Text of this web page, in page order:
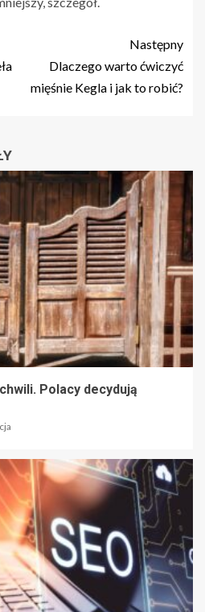
Następny
Dlaczego warto ćwiczyć
mięśnie Kegla i jak to robić?
Polacy decydują